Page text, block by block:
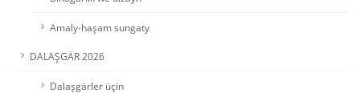
Amaly-haşam sungaty
DALAŞGÄR 2026
Dalaşgärler üçin